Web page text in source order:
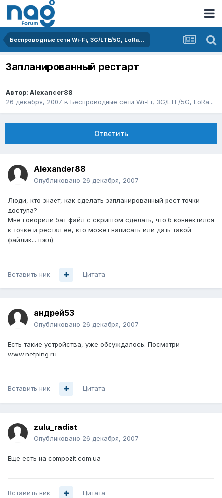
Беспроводные сети Wi-Fi, 3G/LTE/5G, LoRa...
Запланированный рестарт
Автор: Alexander88
26 декабря, 2007 в Беспроводные сети Wi-Fi, 3G/LTE/5G, LoRa...
Ответить
Alexander88
Опубликовано 26 декабря, 2007
Люди, кто знает, как сделать запланированный рест точки
доступа?
Мне говорили бат файл с скриптом сделать, что б коннектился
к точке и рестал ее, кто может написать или дать такой
файлик... пжл)
Вставить ник Цитата
андрей53
Опубликовано 26 декабря, 2007
Есть такие устройства, уже обсуждалось. Посмотри
www.netping.ru
Вставить ник Цитата
zulu_radist
Опубликовано 26 декабря, 2007
Еще есть на compozit.com.ua
Вставить ник Цитата